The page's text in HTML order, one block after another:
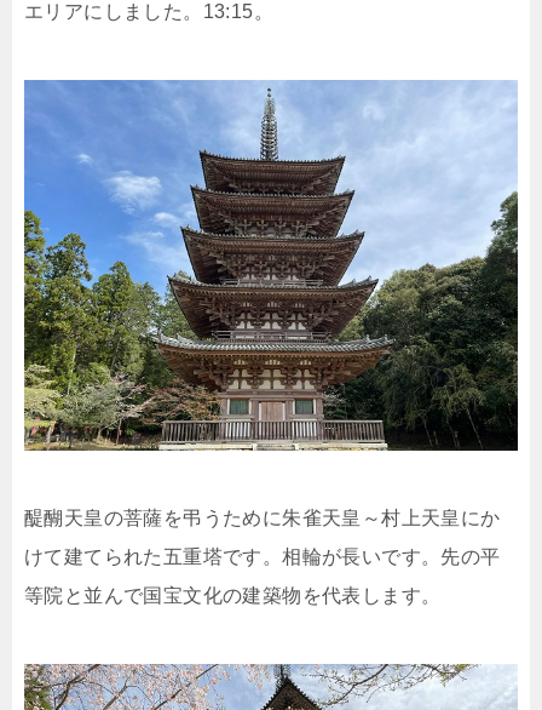
エリアにしました。13:15。
醍醐天皇の菩薩を弔うために朱雀天皇～村上天皇にか
けて建てられた五重塔です。相輪が長いです。先の平
等院と並んで国宝文化の建築物を代表します。